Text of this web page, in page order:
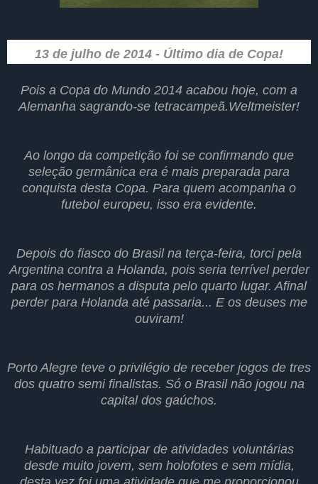
13 de julho de 2014 - Último dia de Copa!
Pois a Copa do Mundo 2014 acabou hoje, com a
Alemanha sagrando-se tetracampeã.Weltmeister!
Ao longo da competição foi se confirmando que
seleção germânica era é mais preparada para
conquista desta Copa. Para quem acompanha o
futebol europeu, isso era evidente.
Depois do fiasco do Brasil na terça-feira, torci pela
Argentina contra a Holanda, pois seria terrível perder
para os hermanos a disputa pelo quarto lugar. Afinal
perder para Holanda até passaria... E os deuses me
ouviram!
Porto Alegre teve o privilégio de receber jogos de tres
dos quatro semi finalistas. Só o Brasil não jogou na
capital dos gaúchos.
Habituado a participar de atividades voluntárias
desde muito jovem, sem holofotes e sem mídia,